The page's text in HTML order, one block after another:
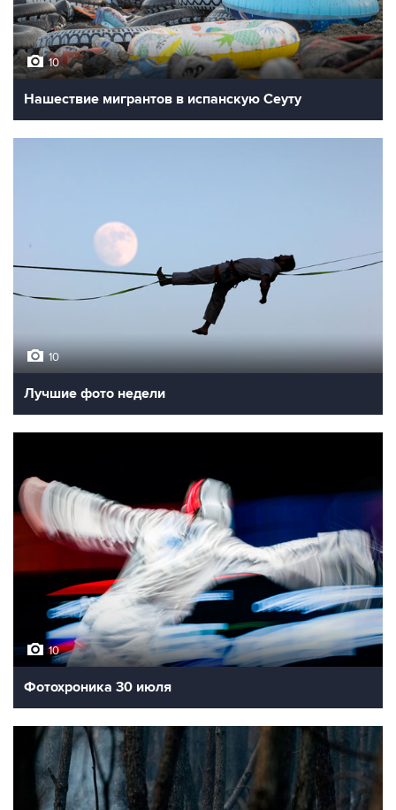
10
Нашествие мигрантов в испанскую Сеуту
10
Лучшие фото недели
10
Фотохроника 30 июля